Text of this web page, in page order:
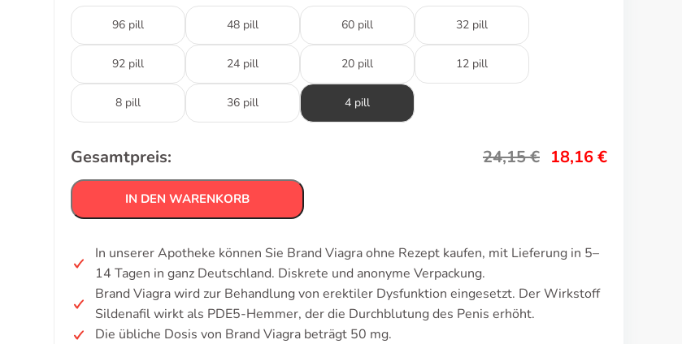
96 pill 48 pill 60 pill 32 pill
92 pill 24 pill 20 pill 12 pill
8 pill 36 pill 4 pill
Gesamtpreis: 24,15€ 18,16€
IN DEN WARENKORB
In unserer Apotheke können Sie Brand Viagra ohne Rezept kaufen, mit Lieferung in 5–
14 Tagen in ganz Deutschland. Diskrete und anonyme Verpackung.
Brand Viagra wird zur Behandlung von erektiler Dysfunktion eingesetzt. Der Wirkstoff
Sildenafil wirkt als PDE5-Hemmer, der die Durchblutung des Penis erhöht.
Die übliche Dosis von Brand Viagra beträgt 50 mg.